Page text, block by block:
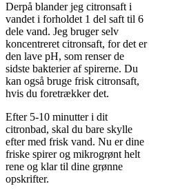
Derpå blander jeg citronsaft i
vandet i forholdet 1 del saft til 6
dele vand. Jeg bruger selv
koncentreret citronsaft, for det er
den lave pH, som renser de
sidste bakterier af spirerne. Du
kan også bruge frisk citronsaft,
hvis du foretrækker det.
Efter 5-10 minutter i dit
citronbad, skal du bare skylle
efter med frisk vand. Nu er dine
friske spirer og mikrogrønt helt
rene og klar til dine grønne
opskrifter.